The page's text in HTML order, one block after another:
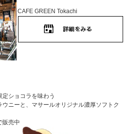
CAFE GREEN Tokachi
ショコラを味わう
ニーと、マサールオリジナル濃厚ソフトク
販売中